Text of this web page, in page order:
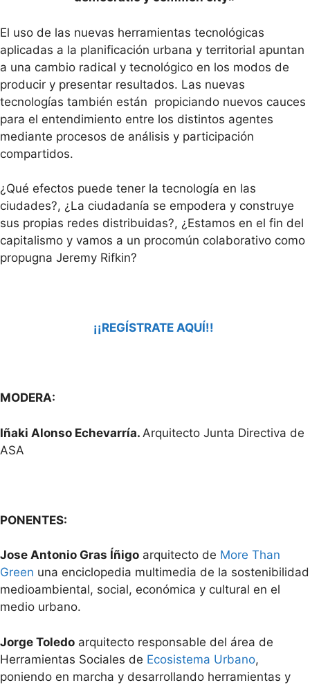
El uso de las nuevas herramientas tecnológicas
aplicadas a la planificación urbana y territorial apuntan
a una cambio radical y tecnológico en los modos de
producir y presentar resultados. Las nuevas
tecnologías también están propiciando nuevos cauces
para el entendimiento entre los distintos agentes
mediante procesos de análisis y participación
compartidos.
¿Qué efectos puede tener la tecnología en las
ciudades?, ¿La ciudadanía se empodera y construye
sus propias redes distribuidas?, ¿Estamos en el fin del
capitalismo y vamos a un procomún colaborativo como
propugna Jeremy Rifkin?
¡¡REGÍSTRATE AQUÍ!!
MODERA:
Iñaki Alonso Echevarría. Arquitecto Junta Directiva de
ASA
PONENTES:
Jose Antonio Gras Íñigo arquitecto de More Than
Green una enciclopedia multimedia de la sostenibilidad
medioambiental, social, económica y cultural en el
medio urbano.
Jorge Toledo arquitecto responsable del área de
Herramientas Sociales de Ecosistema Urbano,
poniendo en marcha y desarrollando herramientas y